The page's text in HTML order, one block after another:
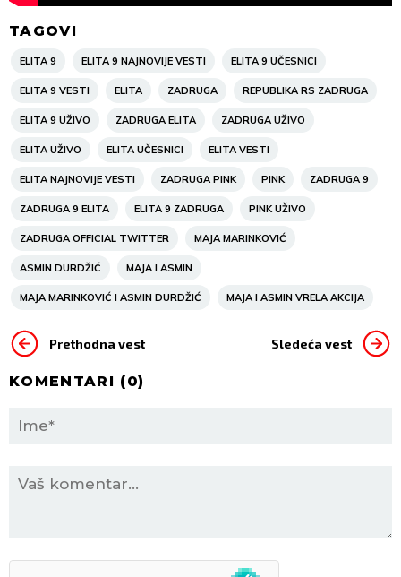
TAGOVI
ELITA 9 ELITA 9 NAJNOVIJE VESTI ELITA 9 UČESNICI
ELITA 9 VESTI ELITA ZADRUGA REPUBLIKA RS ZADRUGA
ELITA 9 UŽIVO ZADRUGA ELITA ZADRUGA UŽIVO
ELITA UŽIVO ELITA UČESNICI ELITA VESTI
ELITA NAJNOVIJE VESTI ZADRUGA PINK PINK ZADRUGA 9
ZADRUGA 9 ELITA ELITA 9 ZADRUGA PINK UŽIVO
ZADRUGA OFFICIAL TWITTER MAJA MARINKOVIĆ
ASMIN DURDŽIĆ MAJA I ASMIN
MAJA MARINKOVIĆ I ASMIN DURDŽIĆ MAJA I ASMIN VRELA AKCIJA
Prethodna vest Sledeća vest
KOMENTARI (0)